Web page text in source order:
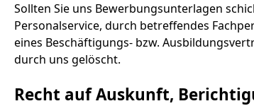
Sollten Sie uns Bewerbungsunterlagen
Personalservice, durch betreffendes
eines Beschäftigungs- bzw.
durch uns gelöscht.
Recht auf Auskunft,